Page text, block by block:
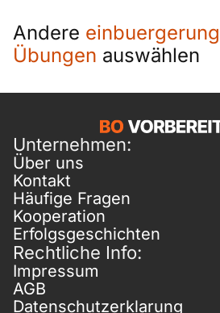
Andere
Übungen auswählen
Unternehmen:
Über uns
Kontakt
Häufige Fragen
Kooperation
Erfolgsgeschichten
Rechtliche Info:
Impressum
AGB
Datenschutzerklarung